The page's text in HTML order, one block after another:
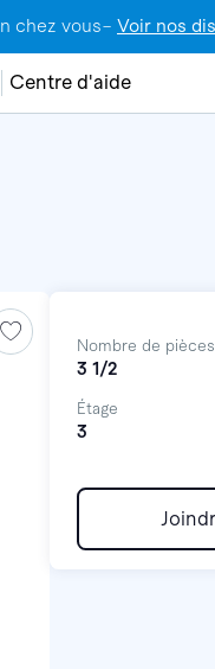
chez vous– Voir nos
Centre d'aide
Nombre de pièces
3 1/2
Étage
3